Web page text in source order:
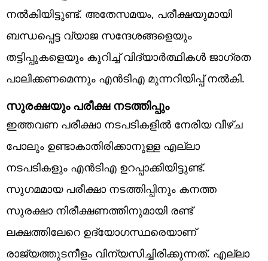
നൽകിയിട്ടുണ്ട്. അതേസമയം, പരീക്ഷയുമായി
ബന്ധപ്പെട്ട വ്യാജ സന്ദേശങ്ങളെയും
തട്ടിപ്പുകളെയും കുറിച്ച് വിദ്യാർത്ഥികൾ ജാഗ്രത
പാലിക്കണമെന്നും എൻടിഎ മുന്നറിയിപ്പ് നൽകി.
സുരക്ഷയും പരീക്ഷ നടത്തിപ്പും
ഇത്തവണ പരീക്ഷാ നടപടികളിൽ നേരിയ വീഴ്ച
പോലും ഉണ്ടാകാതിരിക്കാനുള്ള എല്ലാ
നടപടികളും എൻടിഎ ഉറപ്പാക്കിയിട്ടുണ്ട്.
സുഗമമായ പരീക്ഷാ നടത്തിപ്പിനും കനത്ത
സുരക്ഷാ നിരീക്ഷണത്തിനുമായി രണ്ട്
ലക്ഷത്തിലേറെ ഉദ്യോഗസ്ഥരെയാണ്
രാജ്യത്തുടനീളം വിന്യസിച്ചിരിക്കുന്നത്. എല്ലാ